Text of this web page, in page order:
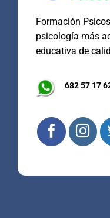
Formación
psicología más
educativa de
682 57 17